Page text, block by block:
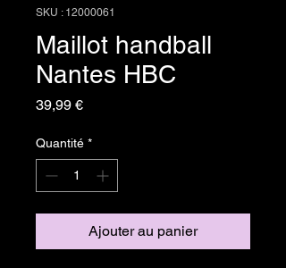
SKU : 12000061
Maillot handball
Nantes HBC
39,99 €Prix
Quantité *
Ajouter au panier